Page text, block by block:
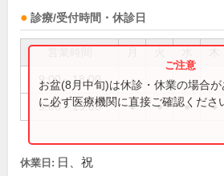
診療/受付時間・休診日
9:00～18:00
9:00～19:00 ● ● ● ●
お盆(8月中旬)は休診・休業の場合
に必ず医療機関に直接ご確認くださ
休業日: 日、祝